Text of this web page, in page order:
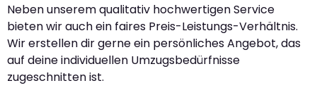
Neben unserem qualitativ hochwertigen Service
bieten wir auch ein faires Preis-Leistungs-Verhältnis.
Wir erstellen dir gerne ein persönliches Angebot, das
auf deine individuellen Umzugsbedürfnisse
zugeschnitten ist.